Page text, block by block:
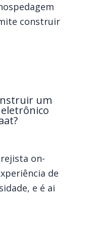
construir
um
on-
de
e é ai